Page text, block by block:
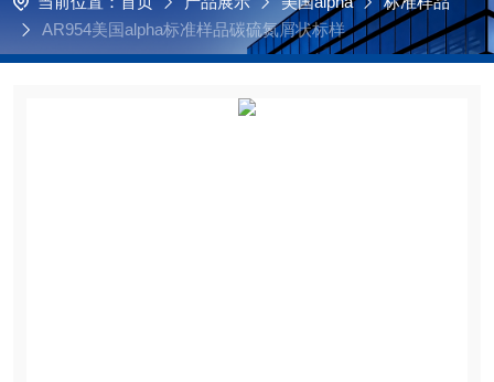
AR954美国alpha标准样品碳硫氮屑状标样